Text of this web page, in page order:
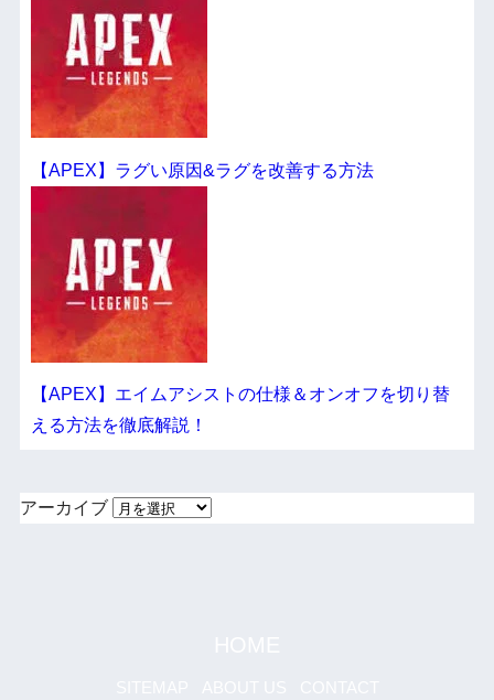
【APEX】ラグい原因&ラグを改善する方法
【APEX】エイムアシストの仕様＆オンオフを切り替
える方法を徹底解説！
アーカイブ